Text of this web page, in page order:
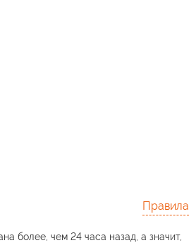
Правила
более, чем 24 часа назад, а значит,